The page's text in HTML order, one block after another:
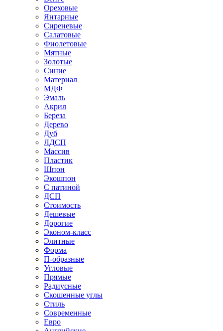
Ореховые
Янтарные
Сиреневые
Салатовые
Фиолетовые
Мятные
Золотые
Синие
Материал
МДФ
Эмаль
Акрил
Береза
Дерево
Дуб
ЛДСП
Массив
Пластик
Шпон
Экошпон
С патиной
ДСП
Стоимость
Дешевые
Дорогие
Эконом-класс
Элитные
Форма
П-образные
Угловые
Прямые
Радиусные
Скошенные углы
Стиль
Современные
Евро